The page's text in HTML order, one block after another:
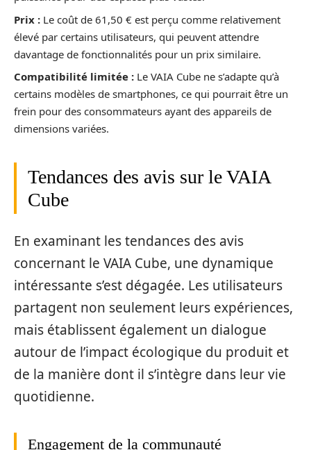
Prix : Le coût de 61,50 € est perçu comme relativement
élevé par certains utilisateurs, qui peuvent attendre
davantage de fonctionnalités pour un prix similaire.
Compatibilité limitée : Le VAIA Cube ne s’adapte qu’à
certains modèles de smartphones, ce qui pourrait être un
frein pour des consommateurs ayant des appareils de
dimensions variées.
Tendances des avis sur le VAIA
Cube
En examinant les tendances des avis
concernant le VAIA Cube, une dynamique
intéressante s’est dégagée. Les utilisateurs
partagent non seulement leurs expériences,
mais établissent également un dialogue
autour de l’impact écologique du produit et
de la manière dont il s’intègre dans leur vie
quotidienne.
Engagement de la communauté